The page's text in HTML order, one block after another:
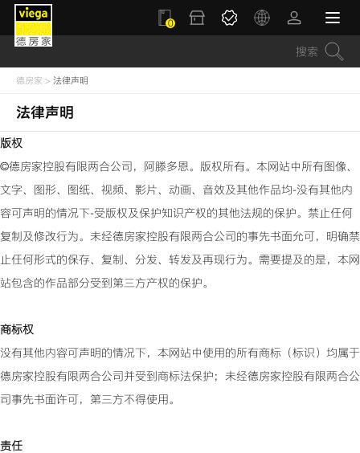
0
德房家 >法律声明
法律声明
版权
©德房家控股有限两合公司，阿滕多恩。版权所有。本网站中所有图像、
文字、图形、图纸、视频、影片、动画、音效及其他作品均-没有其他内
容可声明的情况下-受版权及保护知识产权的其他法规的保护。禁止任何
复制及修改行为。未经德房家控股有限两合公司的事先书面允可，明确禁
止任何形式的保存、复制、分发、转发及再现行为。需要提及的是，本网
站包含的作品部分受到第三方产权的保护。
商标权
没有其他内容可声明的情况下，本网站中使用的所有商标（标识）均属于
德房家控股有限两合公司并受到商标法保护；未经德房家控股有限两合公
司事先书面许可，第三方不得使用。
责任